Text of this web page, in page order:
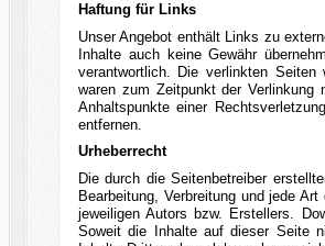
Haftung für Links
Unser Angebot enthält Links zu
Inhalte auch keine Gewähr
verantwortlich. Die verlinkten
waren zum Zeitpunkt der
Anhaltspunkte einer
entfernen.
Urheberrecht
Die durch die Seitenbetreiber
Bearbeitung, Verbreitung und jede
jeweiligen Autors bzw. Erstellers.
Soweit die Inhalte auf dieser Seite